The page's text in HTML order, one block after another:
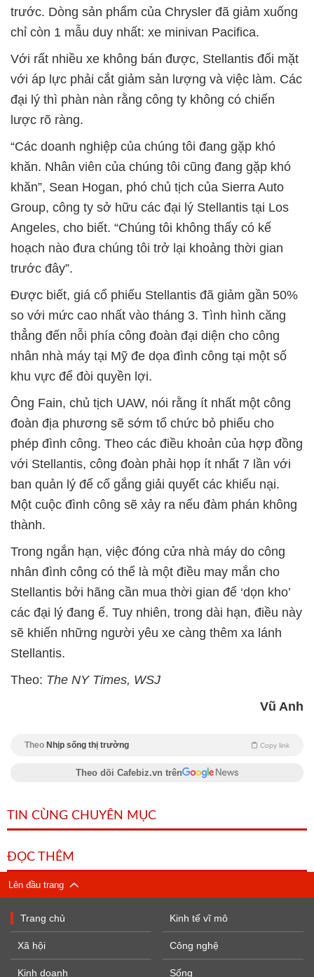
trước. Dòng sản phẩm của Chrysler đã giảm xuống
chỉ còn 1 mẫu duy nhất: xe minivan Pacifica.
Với rất nhiều xe không bán được, Stellantis đối mặt
với áp lực phải cắt giảm sản lượng và việc làm. Các
đại lý thì phàn nàn rằng công ty không có chiến
lược rõ ràng.
“Các doanh nghiệp của chúng tôi đang gặp khó
khăn. Nhân viên của chúng tôi cũng đang gặp khó
khăn”, Sean Hogan, phó chủ tịch của Sierra Auto
Group, công ty sở hữu các đại lý Stellantis tại Los
Angeles, cho biết. “Chúng tôi không thấy có kế
hoạch nào đưa chúng tôi trở lại khoảng thời gian
trước đây”.
Được biết, giá cổ phiếu Stellantis đã giảm gần 50%
so với mức cao nhất vào tháng 3. Tình hình căng
thẳng đến nỗi phía công đoàn đại diện cho công
nhân nhà máy tại Mỹ đe dọa đình công tại một số
khu vực để đòi quyền lợi.
Ông Fain, chủ tịch UAW, nói rằng ít nhất một công
đoàn địa phương sẽ sớm tổ chức bỏ phiếu cho
phép đình công. Theo các điều khoản của hợp đồng
với Stellantis, công đoàn phải họp ít nhất 7 lần với
ban quản lý để cố gắng giải quyết các khiếu nại.
Một cuộc đình công sẽ xảy ra nếu đàm phán không
thành.
Trong ngắn hạn, việc đóng cửa nhà máy do công
nhân đình công có thể là một điều may mắn cho
Stellantis bởi hãng cần mua thời gian để ‘dọn kho’
các đại lý đang ế. Tuy nhiên, trong dài hạn, điều này
sẽ khiến những người yêu xe càng thêm xa lánh
Stellantis.
Theo: The NY Times, WSJ
Vũ Anh
Theo Nhịp sống thị trường Copy link
Theo dõi Cafebiz.vn trên
TIN CÙNG CHUYÊN MỤC
ĐỌC THÊM
Lên đầu trang
Trang chủ
Xã hội
Kinh doanh
Kinh tế vĩ mô
Công nghệ
Sống